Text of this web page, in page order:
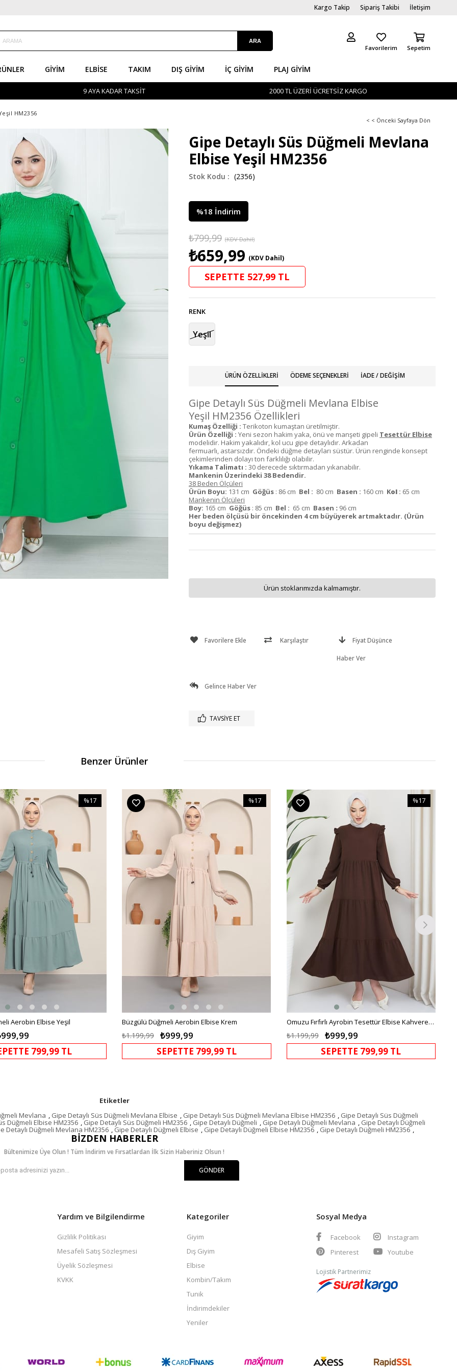
Kargo Takip Sipariş Takibi İletişim
Sepetim
Favorilerim
GIYIM ELBISE TAKIM DIŞ GIYIM İÇ GİYIM PLAJ GIYIM
9 AYA KADAR TAKSİT 2000 TL ÜZERİ ÜCRETSİZ KARGO
HM2356
< < Önceki Sayfaya Dön
Gipe Detaylı Süs Düğmeli Mevlana
Elbise Yeşil HM2356
(2356)
%18 İndirim
₺799,99 (KDV Dahil)
₺659,99 (KDV Dahil)
SEPETTE 527,99 TL
RENK
Yeşil
ÜRÜN ÖZELLIKLERI ÖDEME SEÇENEKLERI İADE / DEĞIŞIM
Gipe Detaylı Süs Düğmeli Mevlana Elbise
Yeşil HM2356 Özellikleri
Kumaş Özelliği : Terikoton kumaştan üretilmiştir.
Ürün Özelliği : Yeni sezon hakim yaka, önü ve manşeti gipeli Tesettür Elbise
modelidir. Hakim yakalıdır, kol ucu gipe detaylıdır. Arkadan
fermuarlı, astarsızdır. Öndeki düğme detayları süstür. Ürün renginde konsept
çekimlerinden dolayı ton farklılığı olabilir.
Yıkama Talimatı : 30 derecede sıktırmadan yıkanabilir.
Mankenin Üzerindeki 38 Bedendir.
38 Beden Ölçüleri
Ürün Boyu: 131 cm Göğüs : 86 cm Bel : 80 cm Basen : 160 cm Kol : 65 cm
Mankenin Ölçüleri
Boy: 165 cm Göğüs : 85 cm Bel : 65 cm Basen : 96 cm
Her beden ölçüsü bir öncekinden 4 cm büyüyerek artmaktadır. (Ürün
boyu değişmez)
Ürün stoklarımızda kalmamıştır.
Favorilere Ekle Karşılaştır Fiyat Düşünce
Haber Ver
Gelince Haber Ver
TAVSIYE ET
Benzer Ürünler
Aerobin Elbise Yeşil
%17
İndirim
799,99 TL
Büzgülü Düğmeli Aerobin Elbise Krem
₺999,99
₺1.199,99
%17
İndirim
%17İndirim
SEPETTE 799,99 TL
Omuzu Fırfırlı Ayrobin Tesettür Elbise Kahverengi HM2062
₺999,99
₺1.199,99
%17
SEPETTE 799,99 TL
Etiketler
Mevlana , Gipe Detaylı Süs Düğmeli Mevlana Elbise , Gipe Detaylı Süs Düğmeli Mevlana Elbise HM2356 , Gipe Detaylı Süs Düğmeli
Düğmeli Elbise HM2356 ,Gipe Detaylı Süs Düğmeli HM2356 , Gipe Detaylı Düğmeli , Gipe Detaylı Düğmeli Mevlana , Gipe Detaylı Düğmeli
Detaylı Düğmeli Mevlana HM2356 , Gipe Detaylı Düğmeli Elbise , Gipe Detaylı Düğmeli Elbise HM2356 , Gipe Detaylı Düğmeli HM2356 ,
BIZDEN HABERLER
Bültenimize Üye Olun ! Tüm İndirim ve Fırsatlardan İlk Sizin Haberiniz Olsun !
GÖNDER
Yardım ve Bilgilendirme
Gizlilik Politikası
Mesafeli Satış Sözleşmesi
Üyelik Sözleşmesi
KVKK
Kategoriler
Giyim
Dış Giyim
Elbise
Kombin/Takım
Tunik
İndirimdekiler
Yeniler
Sosyal Medya
Facebook
Instagram
Pinterest
Youtube
Lojistik Partnerimiz